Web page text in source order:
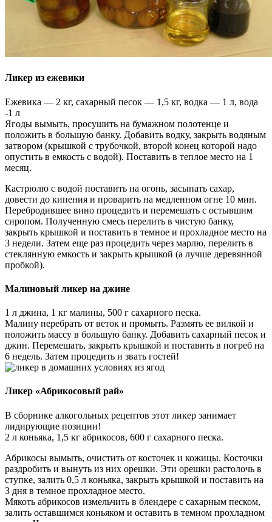
Ликер из ежевики
Ежевика — 2 кг, сахарный песок — 1,5 кг, водка — 1 л, вода
-1 л
Ягоды вымыть, просушить на бумажном полотенце и
положить в большую банку. Добавить водку, закрыть водяным
затвором (крышкой с трубочкой, второй конец которой надо
опустить в емкость с водой). Поставить в теплое место на 1
месяц.
Кастрюлю с водой поставить на огонь, засыпать сахар,
довести до кипения и проварить на медленном огне 10 мин.
Перебродившее вино процедить и перемешать с остывшим
сиропом. Полученную смесь перелить в чистую банку,
закрыть крышкой и поставить в темное и прохладное место на
3 недели. Затем еще раз процедить через марлю, перелить в
стеклянную емкость и закрыть крышкой (а лучше деревянной
пробкой).
Малиновый ликер на джине
1 л джина, 1 кг малины, 500 г сахарного песка.
Малину перебрать от веток и промыть. Размять ее вилкой и
положить массу в большую банку. Добавить сахарный песок и
джин. Перемешать, закрыть крышкой и поставить в погреб на
6 недель. Затем процедить и звать гостей!
Ликер «Абрикосовый рай»
В сборнике алкогольных рецептов этот ликер занимает
лидирующие позиции!
2 л коньяка, 1,5 кг абрикосов, 600 г сахарного песка.
Абрикосы вымыть, очистить от косточек и кожицы. Косточки
раздробить и вынуть из них орешки. Эти орешки растолочь в
ступке, залить 0,5 л коньяка, закрыть крышкой и поставить на
3 дня в темное прохладное место.
Мякоть абрикосов измельчить в блендере с сахарным песком,
залить оставшимся коньяком и оставить в темном прохладном